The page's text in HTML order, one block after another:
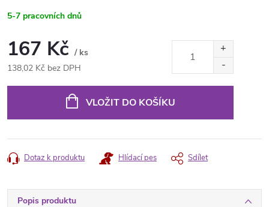
5-7 pracovních dnů
167 Kč / ks
138,02 Kč bez DPH
VLOŽIT DO KOŠÍKU
Dotaz k produktu Hlídací pes Sdílet
Popis produktu